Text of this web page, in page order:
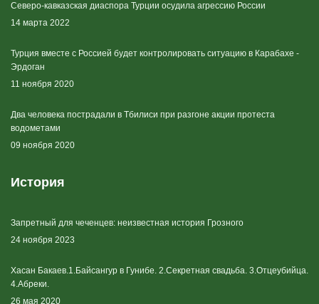
Северо-кавказская диаспора Турции осудила агрессию России
14 марта 2022
Турция вместе с Россией будет контролировать ситуацию в Карабахе -
Эрдоган
11 ноября 2020
Два человека пострадали в Тбилиси при разгоне акции протеста
водометами
09 ноября 2020
История
Запретный для чеченцев: неизвестная история Грозного
24 ноября 2023
Хасан Бакаев.1.Байсангур в Гунибе. 2.Секретная свадьба. 3.Отцеубийца.
4.Абреки.
26 мая 2020